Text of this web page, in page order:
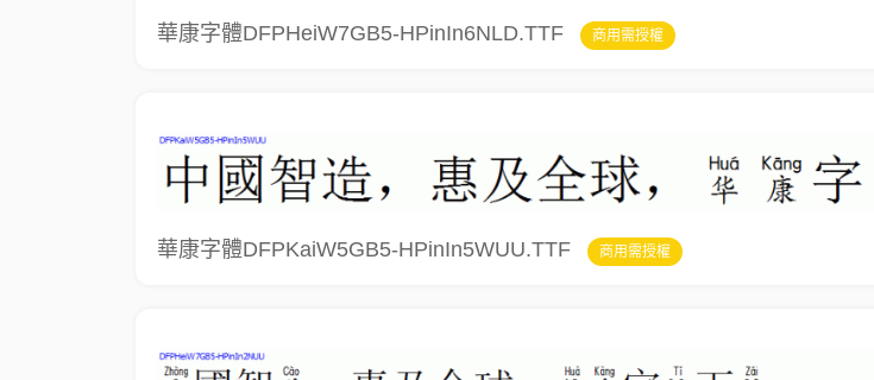
華康字體DFPHeiW7GB5-HPinIn6NLD.TTF 商用需授權
華康字體DFPKaiW5GB5-HPinIn5WUU.TTF 商用需授權